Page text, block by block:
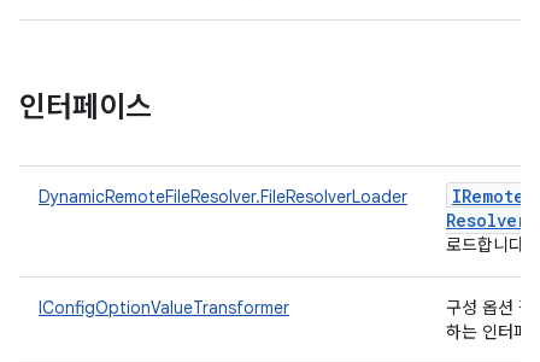
인터페이스
DynamicRemoteFileResolver.FileResolverLoader IRemote
Resolver
로드합니다.
IConfigOptionValueTransformer
구성 옵션 값
하는 인터페